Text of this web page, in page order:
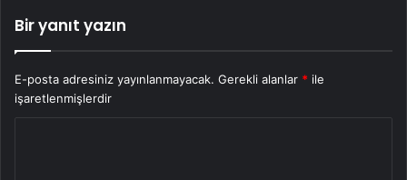
Bir yanıt yazın
E-posta adresiniz yayınlanmayacak. Gerekli alanlar * ile
işaretlenmişlerdir